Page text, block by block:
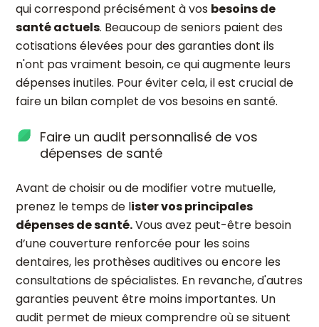
qui correspond précisément à vos besoins de
santé actuels. Beaucoup de seniors paient des
cotisations élevées pour des garanties dont ils
n'ont pas vraiment besoin, ce qui augmente leurs
dépenses inutiles. Pour éviter cela, il est crucial de
faire un bilan complet de vos besoins en santé.
Faire un audit personnalisé de vos
dépenses de santé
Avant de choisir ou de modifier votre mutuelle,
prenez le temps de lister vos principales
dépenses de santé.Vous avez peut-être besoin
d’une couverture renforcée pour les soins
dentaires, les prothèses auditives ou encore les
consultations de spécialistes. En revanche, d'autres
garanties peuvent être moins importantes. Un
audit permet de mieux comprendre où se situent